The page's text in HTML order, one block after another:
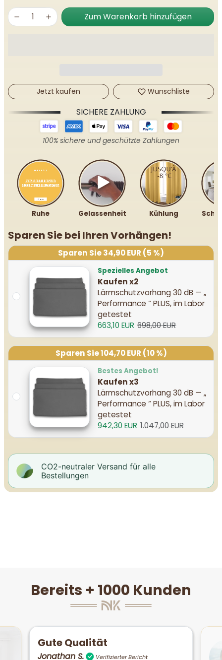
Zum Warenkorb hinzufügen
Jetzt kaufen Wunschliste
SICHERE ZAHLUNG
100% sichere und geschützte Zahlungen
Ruhe Gelassenheit Kühlung
Sparen Sie bei Ihren Vorhängen!
Sparen Sie 34,90 EUR (5 %)
Spezielles Angebot
Kaufen x2
Lärmschutzvorhang 30 dB — „
Performance “ PLUS, im Labor
getestet
663,10 EUR 698,00 EUR
Sparen Sie 104,70 EUR (10 %)
Bestes Angebot!
Kaufen x3
Lärmschutzvorhang 30 dB — „
Performance “ PLUS, im Labor
getestet
942,30 EUR 1.047,00 EUR
CO2-neutraler Versand für alle
Bestellungen
Bereits + 1000 Kunden
Gute Qualität
Jonathan S. Verifizierter Bericht